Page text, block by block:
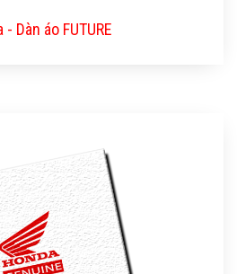
Dàn áo FUTURE